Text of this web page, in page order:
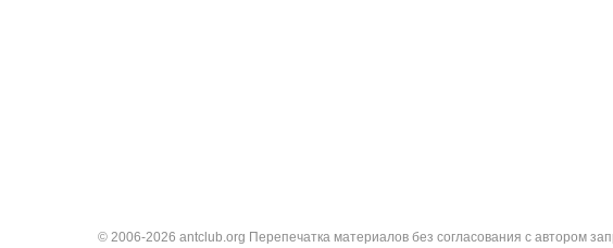
© 2006-2026 antclub.org Перепечатка материалов без согласования с автором